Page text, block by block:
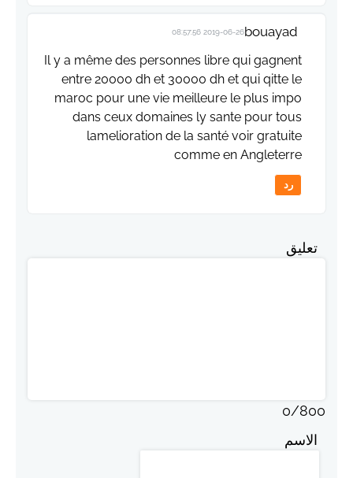
bouayad
2019-06-26 08:57:56
Il y a même des personnes libre qui gagnent
entre 20000 dh et 30000 dh et qui qitte le
maroc pour une vie meilleure le plus impo
dans ceux domaines ly sante pour tous
lamelioration de la santé voir gratuite
comme en Angleterre
رد
تعليق
0/800
الاسم